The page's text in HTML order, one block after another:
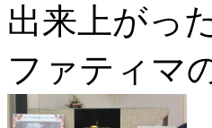
出来上がっ
ファティマ